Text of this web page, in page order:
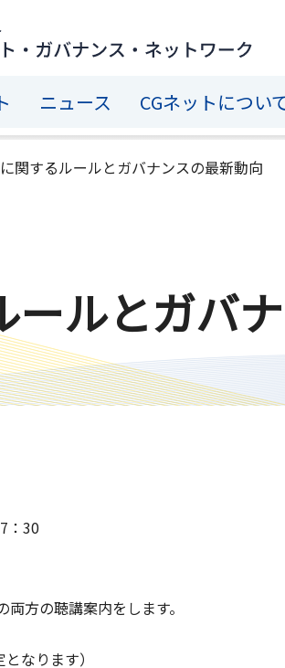
ニュース CGネットについ
関するルールとガバナンスの最新動向
ールとガバ
：30
方の聴講案内をします。
なります）